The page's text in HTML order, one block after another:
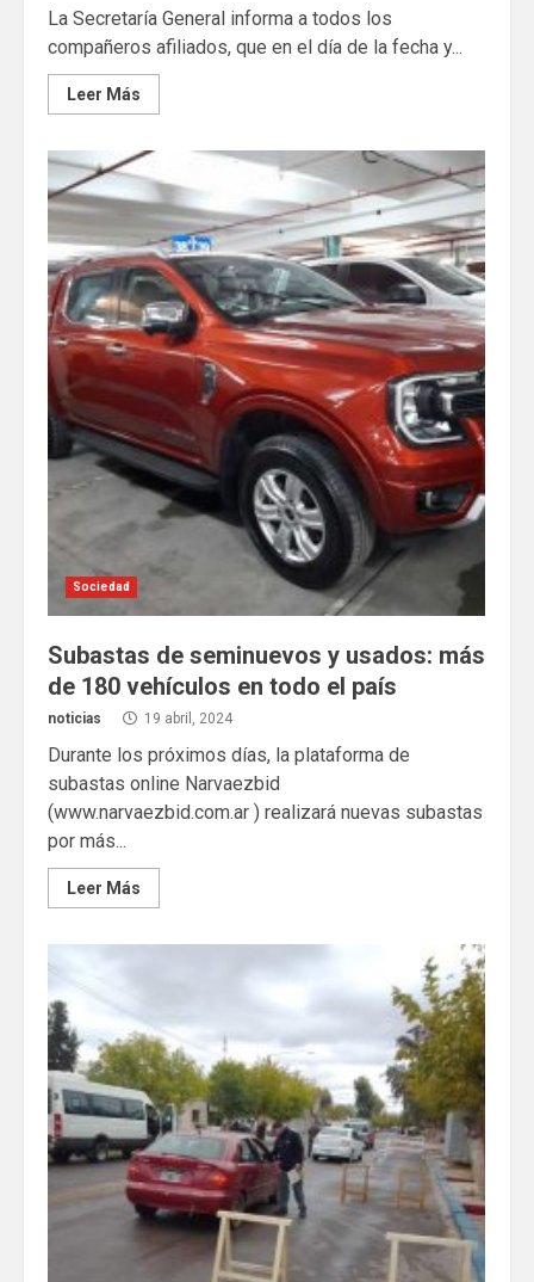
La Secretaría General informa a todos los
compañeros afiliados, que en el día de la fecha y...
Leer Más
Sociedad
Subastas de seminuevos y usados: más
de 180 vehículos en todo el país
noticias 19 abril, 2024
Durante los próximos días, la plataforma de
subastas online Narvaezbid
(www.narvaezbid.com.ar ) realizará nuevas subastas
por más...
Leer Más